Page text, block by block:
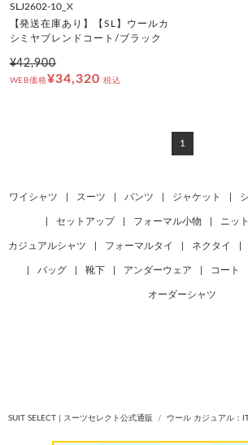
SLJ2602-10_X
【発送在庫あり】【SL】ウールカ
シミヤブレンドコート/ブラック
¥42,900
WEB価格¥34,320 税込
1
ワイシャツ スーツ パンツ ジャケット
セットアップ フォーマル小物 ニッ
カジュアルシャツ フォーマルタイ ネクタイ
バッグ 靴下 アンダーウェア コート
オーダーシャツ
SUIT SELECT | スーツセレクト公式通販 ウール カジュアル：